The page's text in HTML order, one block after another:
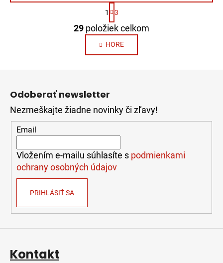
O
v
l
á
d
e
p
r
k
y
i
u
S
t
r
á
n
k
v
e
1 3
29 položiek celkom
HORE
Z
Odoberať newsletter
Nezmeškajte žiadne novinky či zľavy!
Email
Vložením e-mailu súhlasíte s podmienkami
ochrany osobných údajov
PRIHLÁSIŤ SA
Kontakt